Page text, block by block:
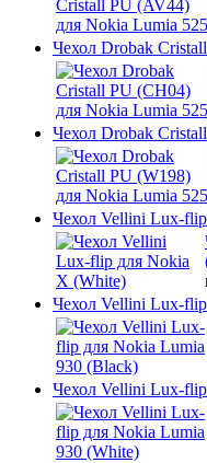
Чехол Drobak
Чехол Drobak
Чехол Vellini Lux-
Чехол Vellini Lux-
Чехол Vellini Lux-